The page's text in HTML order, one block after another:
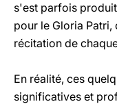
s'est parfois
pour le Gloria Patri,
récitation de
En réalité, ces
significatives et